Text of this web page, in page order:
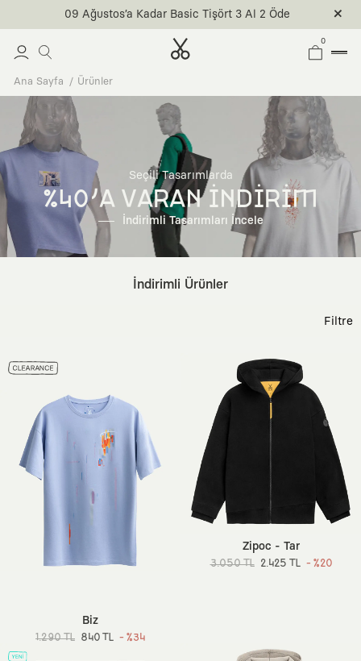
09 Ağustos’a Kadar Basic Tişört 3 Al 2 Öde
0
Ana Sayfa Ürünler
Seçili Tasarımlarda
%40'A VARAN İNDİRİM
İndirimli Tasarımları İncele
İndirimli Ürünler
Filtre
Biz
1.290 TL 840 TL - %34
Zipoc - Tar
3.050 TL 2.425 TL - %20